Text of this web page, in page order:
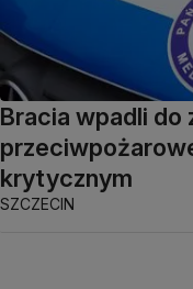
Bracia wpadli do
krytycznym
SZCZECIN